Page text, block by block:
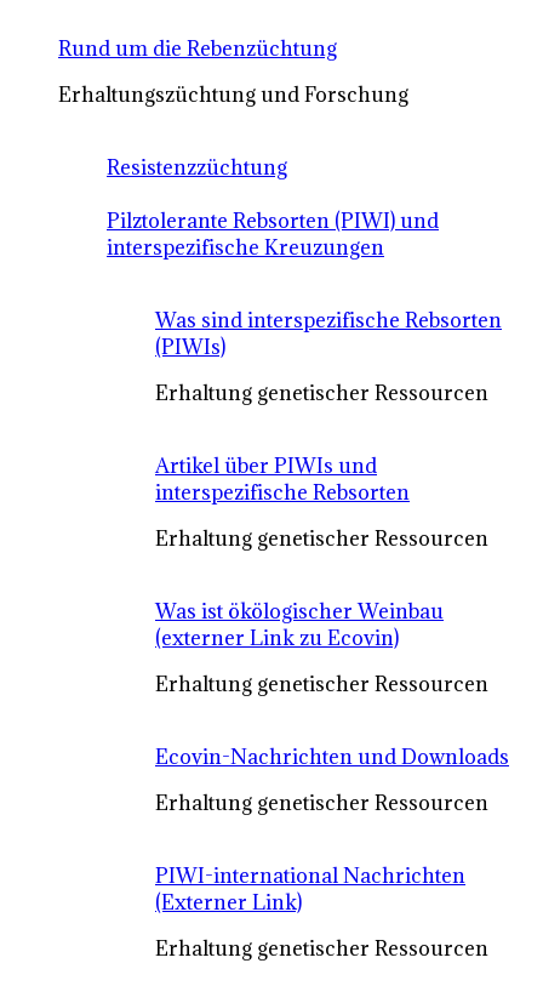
Rund um die Rebenzüchtung
Erhaltungszüchtung und Forschung
Resistenzzüchtung
Pilztolerante Rebsorten (PIWI) und
interspezifische Kreuzungen
Was sind interspezifische Rebsorten
(PIWIs)
Erhaltung genetischer Ressourcen
Artikel über PIWIs und
interspezifische Rebsorten
Erhaltung genetischer Ressourcen
Was ist ökölogischer Weinbau
(externer Link zu Ecovin)
Erhaltung genetischer Ressourcen
Ecovin-Nachrichten und Downloads
Erhaltung genetischer Ressourcen
PIWI-international Nachrichten
(Externer Link)
Erhaltung genetischer Ressourcen